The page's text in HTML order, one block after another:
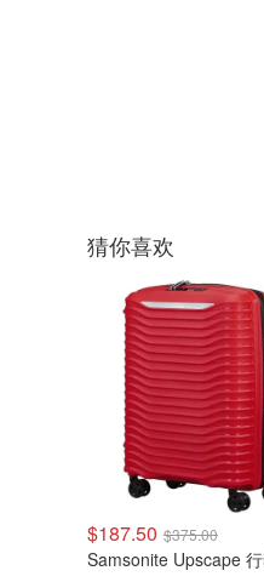
猜你喜欢
$187.50 $375.00
Samsonite Upscape